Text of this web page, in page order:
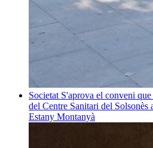
Societat S'aprova el conveni
del Centre Sanitari del Solsonès
Estany Montanyà